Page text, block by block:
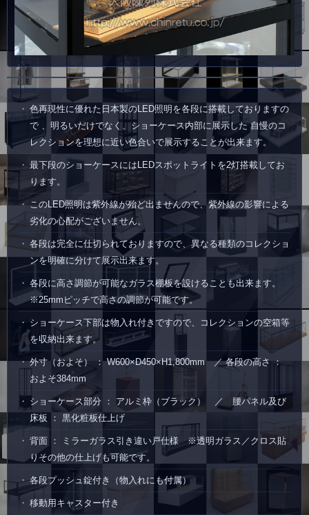
色再現性に優れた日本製のLED照明を各段に搭載しておりますの
で 、明るいだけでなく、ショーケース内部に展示した 自慢のコ
レクションを理想に近い色合いで展示することが出来ます。
最下段のショーケースにはLEDスポットライトを2灯搭載してお
ります。
このLED照明は紫外線が殆ど出ませんので、紫外線の影響による
劣化の心配がございません。
各段は完全に仕切られておりますので、異なる種類のコレクショ
ンを明確に分けて展示出来ます。
各段に高さ調節が可能なガラス棚板を設けることも出来ます。
※25mmピッチで高さの調節が可能です。
ショーケース下部は物入れ付きですので、コレクションの空箱等
を収納出来ます。
外寸（およそ） ： W600×D450×H1,800mm ／ 各段の高さ ：
およそ384mm
ショーケース部分 ： アルミ枠（ブラック） ／ 腰パネル及び
床板 ： 黒化粧板仕上げ
背面 ： ミラーガラス引き違い戸仕様 ※透明ガラス／クロス貼
りその他の仕上げも可能です。
各段プッシュ錠付き（物入れにも付属）
移動用キャスター付き